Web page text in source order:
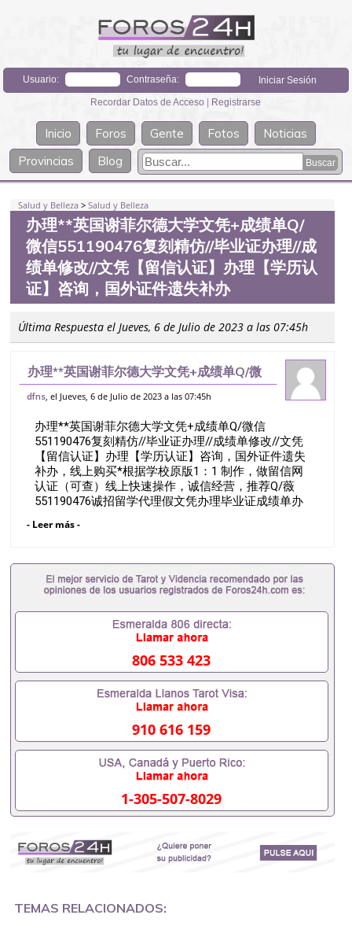
Usuario: Contraseña:
Recordar Datos de Acceso | Registrarse
Inicio Foros Gente Fotos
Noticias
Provincias
Blog
Salud y Belleza >Salud y Belleza
办理**英国谢菲尔德大学文凭+成绩单Q/
微信551190476复刻精仿//毕业证办理//成
绩单修改//文凭【留信认证】办理【学历认
证】咨询，国外证件遗失补办
Última Respuesta el Jueves, 6 de Julio de 2023 a las 07:45h
办理**英国谢菲尔德大学文凭+成绩单Q/微
信551190476复刻精仿//毕业证办理//成绩
证】咨询，国外证件遗失补办
dfns , el Jueves, 6 de Julio de 2023 a las 07:45h
办理**英国谢菲尔德大学文凭+成绩单Q/微信
551190476复刻精仿//毕业证办理//成绩单修改//文凭
【留信认证】办理【学历认证】咨询，国外证件遗失
补办，线上购买*根据学校原版1：1 制作，做留信网
认证（可查）线上快速操作，诚信经营，推荐Q/薇
551190476诚招留学代理假文凭办理毕业证成绩单办
留信网认证办理留服认证办理学历认证办理学生卡办
凭办理英国文凭办理加拿大文凭办理德国文凭 一、快
速办理材料： 1、毕业证+成绩单+留学回国人员证明
+教育部认证,录取通知书，雅思。（全套留学回国必
2、雅思、托福，OFFER，在读证明，学生卡等留学
相关材料（申请学校、转学，甚至是申请工签都可以
证成绩单，学校，专业，学位，毕业时间都可以根据
客户要求安排。 国内找工作假的毕业证可以用吗
551190476假的毕业证成绩单可以办学历认证吗
551190476要定居国外需要办理什么材料551190476
入职事业单位/国企假的毕业证会查吗551190476入职
国企/事业单位需要些什么材料551190476办理假毕业
证在国内能用吗, 挂科拿不到毕业证怎么办, 毕业证丢
了怎么办, 没有正常毕业怎么办理毕业证,没毕业可以
办学历认证吗,您是否因为中途辍学、挂科而没有正常
毕业551190476您是否因为递交材料不齐而被拒之门
外551190476您是否因没正常毕业而导致回国得不到
怎么办551190476找工作没有文凭怎么办,怎么办理本
科/研究生文凭551190476如何办理本科/硕士毕业证
551190476国外大学文凭可以打工作吗551190476怎
- Leer más -
806 533 423
910 616 159
1-305-507-8029
TEMAS RELACIONADOS: